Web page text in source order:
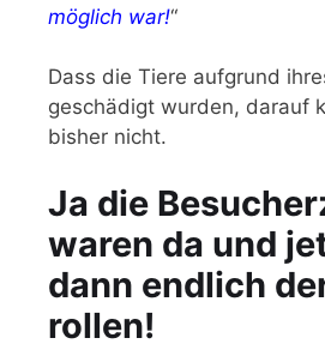
möglich war!“
Dass die Tiere aufgrund
geschädigt wurden, darauf
bisher nicht.
Ja die
waren da und
dann endlich
rollen!